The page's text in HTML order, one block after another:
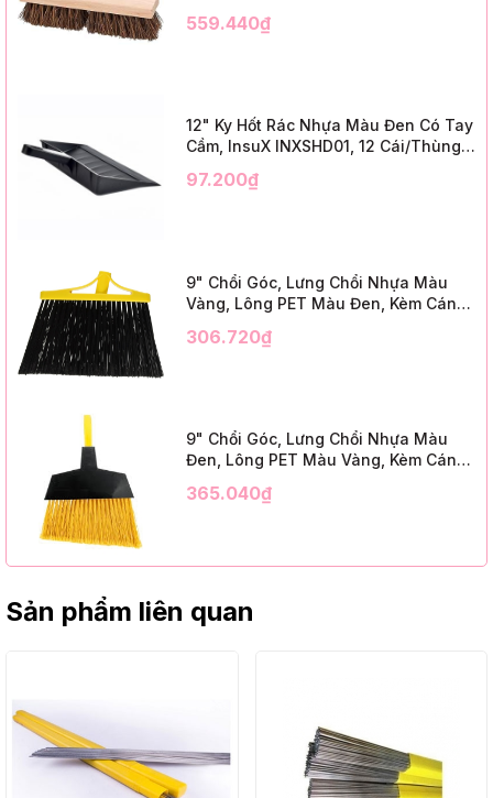
3" Trim)
559.440₫
12" Ky Hốt Rác Nhựa Màu Đen Có Tay
Cầm, InsuX INXSHD01, 12 Cái/Thùng,
Black Plastic)
97.200₫
9" Chổi Góc, Lưng Chổi Nhựa Màu
Vàng, Lông PET Màu Đen, Kèm Cán
12 Bộ/Thùng (9" Angle Broom, Yellow
306.720₫
9" Chổi Góc, Lưng Chổi Nhựa Màu
Đen, Lông PET Màu Vàng, Kèm Cán
12 Bộ/Thùng (9" Angle Broom, Black
365.040₫
Sản phẩm liên quan